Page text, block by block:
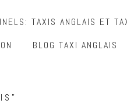
TAXIS ANGLAIS ET
BLOG TAXI ANGLAIS